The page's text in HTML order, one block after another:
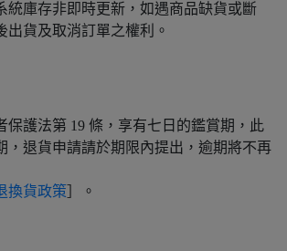
統庫存非即時更新，如遇商品缺貨或斷
出貨及取消訂單之權利。
保護法第 19 條，享有七日的鑑賞期，此
，退貨申請請於期限內提出，逾期將不再
換貨政策 ］。